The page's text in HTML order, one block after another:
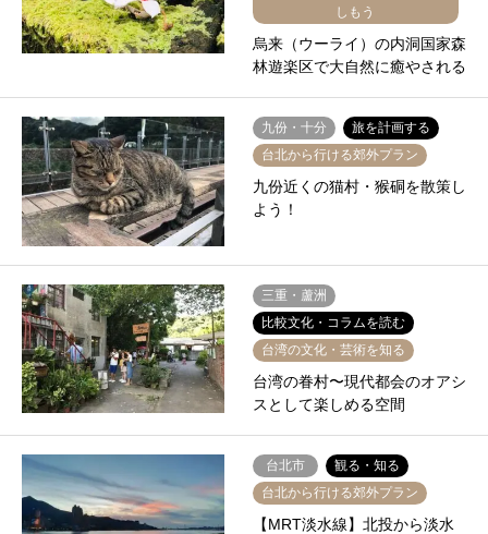
しもう
烏来（ウーライ）の内洞国家森
林遊楽区で大自然に癒やされる
九份・十分
旅を計画する
台北から行ける郊外プラン
九份近くの猫村・猴硐を散策し
よう！
三重・蘆洲
比較文化・コラムを読む
台湾の文化・芸術を知る
台湾の眷村〜現代都会のオアシ
スとして楽しめる空間
台北市
観る・知る
台北から行ける郊外プラン
【MRT淡水線】北投から淡水